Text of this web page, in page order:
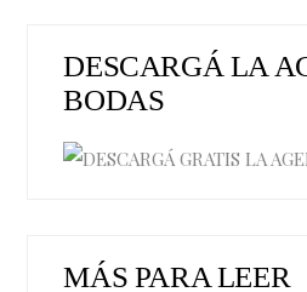
DESCARGÁ LA
BODAS
MÁS PARA LEER